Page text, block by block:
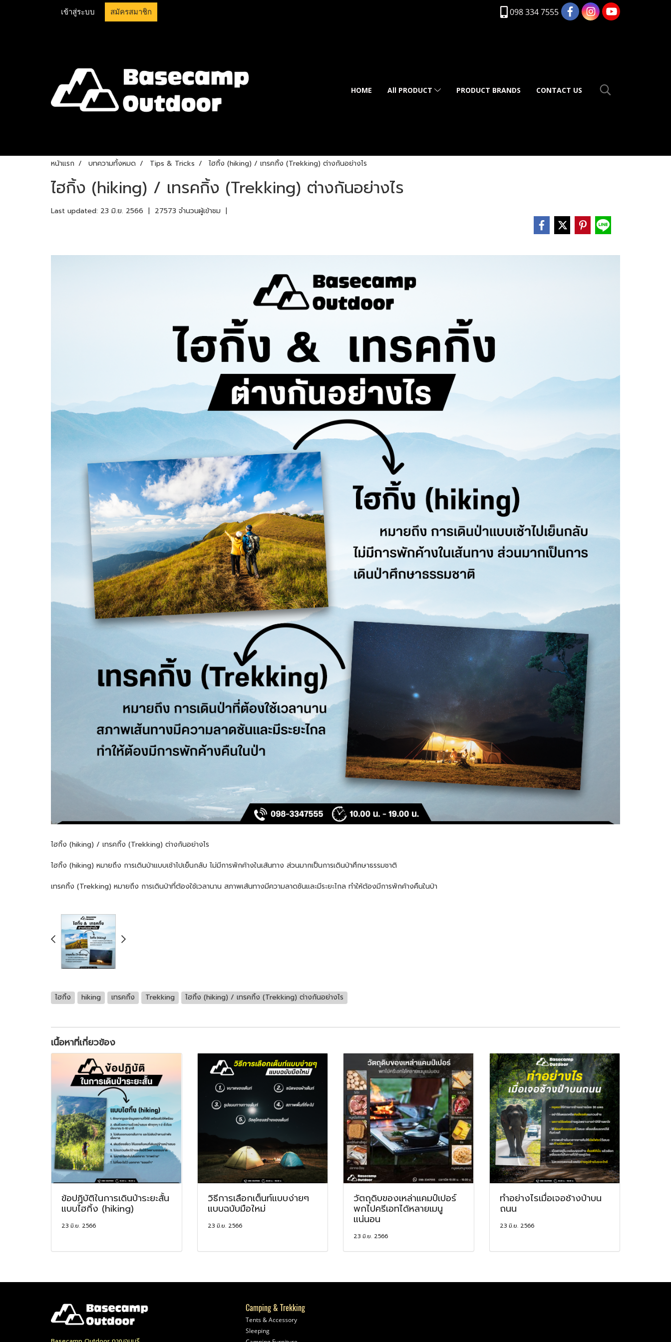
เข้าสู่ระบบ สมัครสมาชิก 098 334 7555
HOME All PRODUCT PRODUCT BRANDS CONTACT US
หน้าแรก บทความทั้งหมด Tips & Tricks ไฮกิ้ง (hiking) / เทรคกิ้ง (Trekking) ต่างกันอย่างไร
ไฮกิ้ง (hiking) / เทรคกิ้ง (Trekking) ต่างกันอย่างไร
Last updated: 23 มิ.ย. 2566 | 27573 จำนวนผู้เข้าชม |
ไฮกิ้ง (hiking) / เทรคกิ้ง (Trekking) ต่างกันอย่างไร
ไฮกิ้ง (hiking) หมายถึง การเดินป่าแบบเช้าไปเย็นกลับ ไม่มีการพักค้างในเส้นทาง ส่วนมากเป็นการเดินป่าศึกษาธรรมชาติ
เทรคกิ้ง (Trekking) หมายถึง การเดินป่าที่ต้องใช้เวลานาน สภาพเส้นทางมีความลาดชันและมีระยะไกล ทำให้ต้องมีการพักค้างคืนในป่า
ไฮกิ้ง hiking เทรคกิ้ง Trekking ไฮกิ้ง (hiking) / เทรคกิ้ง (Trekking) ต่างกันอย่างไร
เนื้อหาที่เกี่ยวข้อง
ข้อปฏิบัติในการเดินป่าระยะสั้น
แบบไฮกิ้ง (hiking)
23 มิ.ย. 2566
วิธีการเลือกเต็นท์แบบง่ายๆ
แบบฉบับมือใหม่
23 มิ.ย. 2566
วัตถุดิบของเหล่าแคมป์เปอร์
พกไปครีเอทได้หลายเมนู
แน่นอน
23 มิ.ย. 2566
ทำอย่างไรเมื่อเจอช้างป่าบน
ถนน
23 มิ.ย. 2566
Camping & Trekking
Tents & Accessory
Sleeping